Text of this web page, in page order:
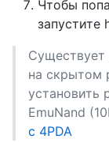
Чтобы
запустите
Существует
на скрытом
установить
EmuNand
с 4PDA